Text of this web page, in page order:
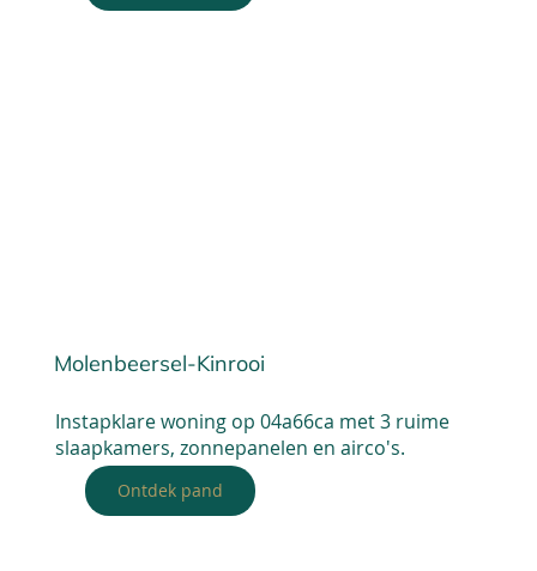
Molenbeersel-Kinrooi
Instapklare woning op 04a66ca met 3 ruime
slaapkamers, zonnepanelen en airco's.
Ontdek pand